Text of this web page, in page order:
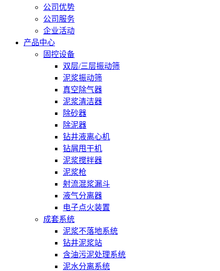
公司优势
公司服务
企业活动
产品中心
固控设备
双层/三层振动筛
泥浆振动筛
真空除气器
泥浆清洁器
除砂器
除泥器
钻井液离心机
钻屑甩干机
泥浆搅拌器
泥浆枪
射流混浆漏斗
液气分离器
电子点火装置
成套系统
泥浆不落地系统
钻井泥浆站
含油污泥处理系统
泥水分离系统